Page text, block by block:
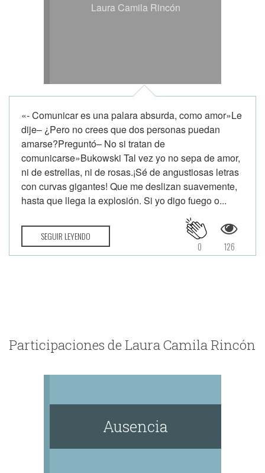
Laura Camila Rincón
«- Comunicar es una palara absurda, como amor»Le
dije– ¿Pero no crees que dos personas puedan
amarse?Preguntó– No si tratan de
comunicarse»Bukowski Tal vez yo no sepa de amor,
ni de estrellas, ni de rosas.¡Sé de angustiosas letras
con curvas gigantes! Que me deslizan suavemente,
hasta que llega la explosión. Si yo digo fuego o...
SEGUIR LEYENDO
126
0
Participaciones de Laura Camila Rincón
Ausencia